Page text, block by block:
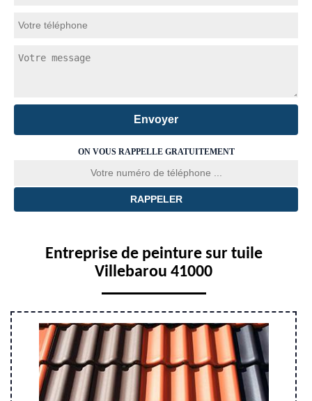
ON VOUS RAPPELLE GRATUITEMENT
Entreprise de peinture sur tuile
Villebarou 41000